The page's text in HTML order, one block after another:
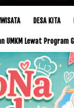
DESA KITA
Program Glorious